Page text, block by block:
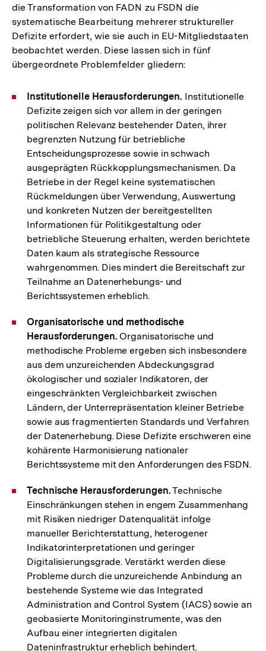
die Transformation von FADN zu FSDN die
systematische Bearbeitung mehrerer struktureller
Defizite erfordert, wie sie auch in EU-Mitgliedstaaten
beobachtet werden. Diese lassen sich in fünf
übergeordnete Problemfelder gliedern:
Institutionelle Herausforderungen. Institutionelle
Defizite zeigen sich vor allem in der geringen
politischen Relevanz bestehender Daten, ihrer
begrenzten Nutzung für betriebliche
Entscheidungsprozesse sowie in schwach
ausgeprägten Rückkopplungsmechanismen. Da
Betriebe in der Regel keine systematischen
Rückmeldungen über Verwendung, Auswertung
und konkreten Nutzen der bereitgestellten
Informationen für Politikgestaltung oder
betriebliche Steuerung erhalten, werden berichtete
Daten kaum als strategische Ressource
wahrgenommen. Dies mindert die Bereitschaft zur
Teilnahme an Datenerhebungs- und
Berichtssystemen erheblich.
Organisatorische und methodische
Herausforderungen. Organisatorische und
methodische Probleme ergeben sich insbesondere
aus dem unzureichenden Abdeckungsgrad
ökologischer und sozialer Indikatoren, der
eingeschränkten Vergleichbarkeit zwischen
Ländern, der Unterrepräsentation kleiner Betriebe
sowie aus fragmentierten Standards und Verfahren
der Datenerhebung. Diese Defizite erschweren eine
kohärente Harmonisierung nationaler
Berichtssysteme mit den Anforderungen des FSDN.
Technische Herausforderungen.Technische
Einschränkungen stehen in engem Zusammenhang
mit Risiken niedriger Datenqualität infolge
manueller Berichterstattung, heterogener
Indikatorinterpretationen und geringer
Digitalisierungsgrade. Verstärkt werden diese
Probleme durch die unzureichende Anbindung an
bestehende Systeme wie das Integrated
Administration and Control System (IACS) sowie an
geobasierte Monitoringinstrumente, was den
Aufbau einer integrierten digitalen
Dateninfrastruktur erheblich behindert.